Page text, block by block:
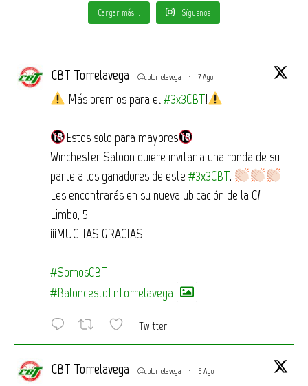
Cargar más... Síguenos
CBT Torrelavega @cbtorrelavega · 7 Ago
¡Más premios para el #3x3CBT!
Estos solo para mayores
Winchester Saloon quiere invitar a una ronda de su
parte a los ganadores de este #3x3CBT.
Les encontrarás en su nueva ubicación de la C/
Limbo, 5.
¡¡¡MUCHAS GRACIAS!!!
#SomosCBT
#BaloncestoEnTorrelavega
Twitter
CBT Torrelavega @cbtorrelavega · 6 Ago